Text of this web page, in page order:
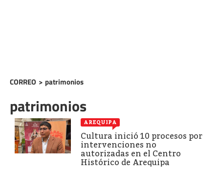
CORREO > patrimonios
patrimonios
AREQUIPA
Cultura inició 10 procesos por
intervenciones no
autorizadas en el Centro
Histórico de Arequipa